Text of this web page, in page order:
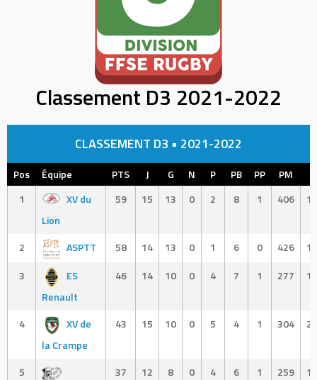
Classement D3 2021-2022
CLASSEMENT D3 • 2021-2022
Pos Équipe PTS J G N P PB PP PM
1
XV du
Lion
59 15 13 0 2 8 1 406
2 ASPTT 58 14 13 0 1 6 0 426
3
ES
Renault
46 14 10 0 4 7 1 277
4
XV de
la Crampe
43 15 10 0 5 4 1 304
5
37 12 8 0 4 6 1 259